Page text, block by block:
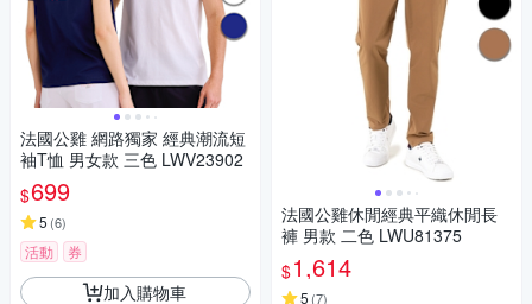
法國公雞 網路獨家 經典潮流短
袖T恤 男女款 三色 LWV23902
$699
5 (6)
活動 券
加入購物車
法國公雞休閒經典平織休閒長
褲 男款 二色 LWU81375
$1,614
5 (7)